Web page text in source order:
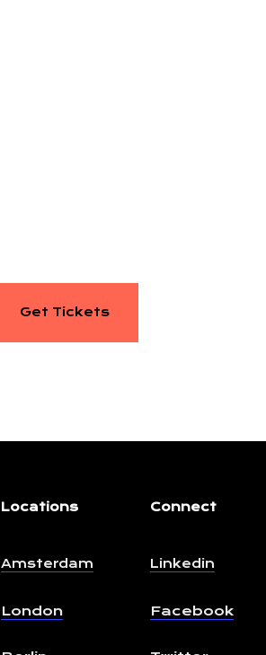
Get Tickets
Locations
Amsterdam
London
Connect
Linkedin
Facebook